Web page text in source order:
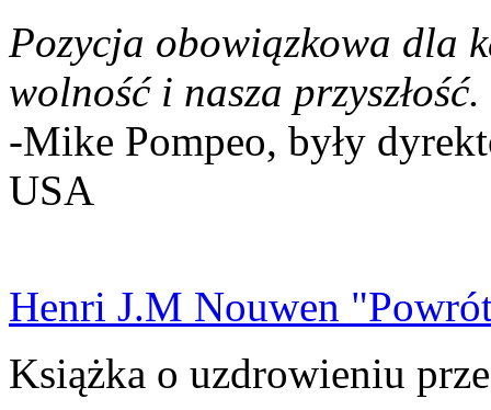
Pozycja obowiązkowa dla
wolność i nasza przyszłość.
-Mike Pompeo, były
USA
Henri J.M Nouwen
Książka o uzdrowieniu